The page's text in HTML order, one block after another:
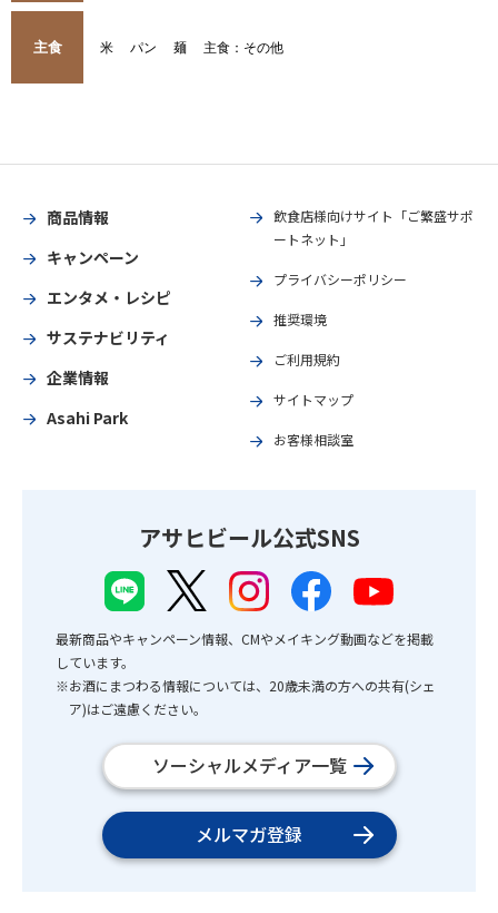
主食 米 パン 麺 主食：その他
商品情報
キャンペーン
エンタメ・レシピ
サステナビリティ
企業情報
Asahi Park
飲食店様向けサイト「ご繁盛サポ
ートネット」
プライバシーポリシー
推奨環境
ご利用規約
サイトマップ
お客様相談室
アサヒビール公式SNS
最新商品やキャンペーン情報、CMやメイキング動画などを掲載
しています。
※お酒にまつわる情報については、20歳未満の方への共有(シェ
ア)はご遠慮ください。
ソーシャルメディア一覧
メルマガ登録